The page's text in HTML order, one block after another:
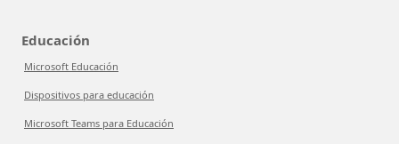
Educación
Microsoft Educación
Dispositivos para educación
Microsoft Teams para Educación